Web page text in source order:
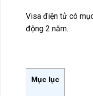
Visa điện tử có
động 2 năm.
Mục lục